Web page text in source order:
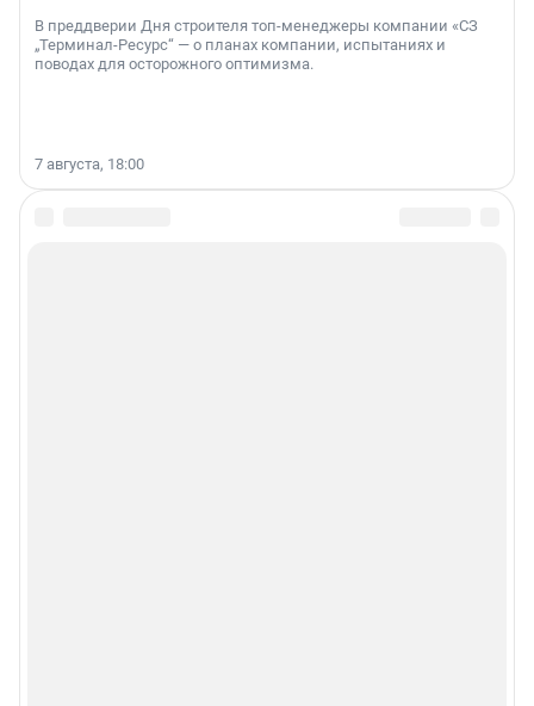
В преддверии Дня строителя топ-менеджеры компании «СЗ
„Терминал-Ресурс“ — о планах компании, испытаниях и
поводах для осторожного оптимизма.
7 августа, 18:00